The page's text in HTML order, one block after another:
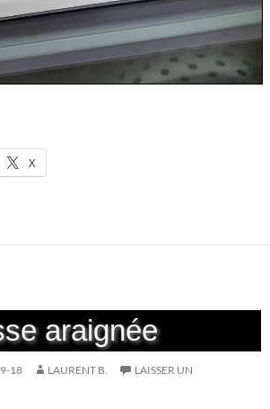
X
araignée
18 LAURENT B.
LAISSER UN